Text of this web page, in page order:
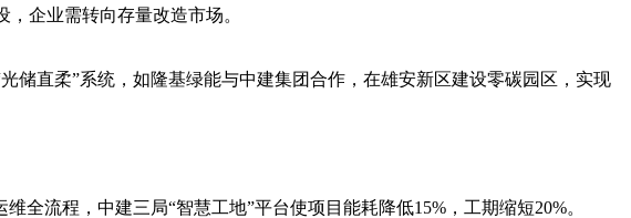
企业需转向存量改造市场。
储直柔”系统，如隆基绿能与中建集团合作，在雄安新区建设零碳园区，实现
全流程，中建三局“智慧工地”平台使项目能耗降低15%，工期缩短20%。